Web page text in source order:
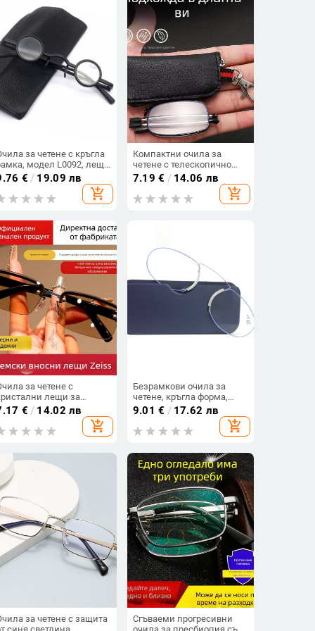
за четене с кръгла
модел L0092, лещи
смола, рамка от PC
€ / 19.09 лв
add_shopping_cart
Компактни очила за
четене с телескопично
сгъваеми храмове,
анти‑синя светлина,
пресбиопични, с кожен
калъф и ключодържател
7.19 € / 14.06 лв
add_shopping_cart
за четене с
лещи за
за средна
възраст и възрастни,
очила
с полурамка за защита на
€ / 14.02 лв
add_shopping_cart
Безрамкови очила за
четене, кръгла форма,
лещи от смола, рамка от
нейлон, пластмаса и
метал
9.01 € / 17.62 лв
add_shopping_cart
за четене с защита
Сгъваеми прогресивни